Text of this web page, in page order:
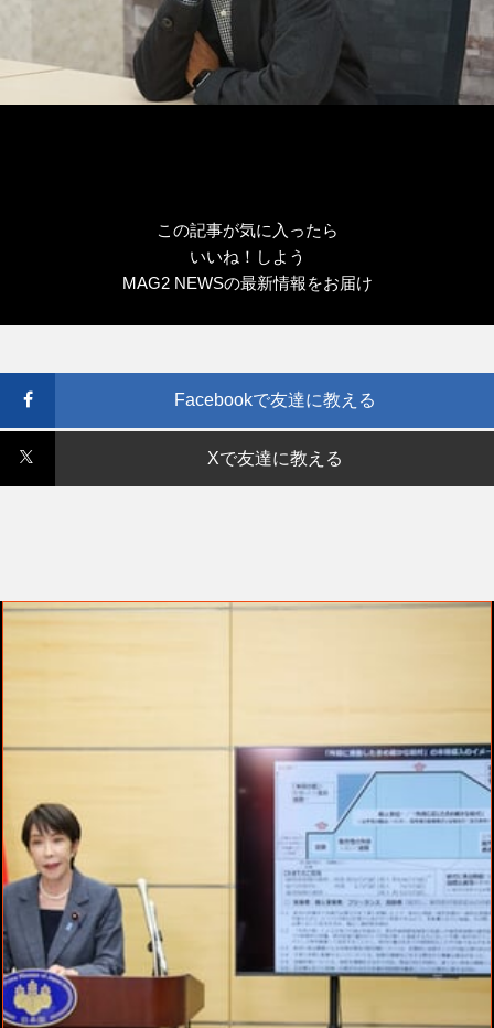
この記事が気に入ったら
いいね！しよう
MAG2 NEWSの最新情報をお届け
Facebookで友達に教える
Xで友達に教える